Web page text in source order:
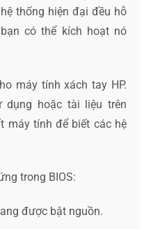
thống hiện đại đều hỗ
có thể kích hoạt nó
máy tính xách tay HP.
dụng hoặc tài liệu trên
máy tính để biết các hệ
trong BIOS:
được bật nguồn.